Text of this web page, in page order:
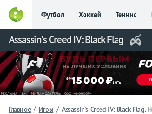
Футбол Хоккей Теннис
Live Вся лента Прогнозы
Assassin's Creed IV: Black Flag
Главное / Игры / Assassin's Creed IV: Black Flag.